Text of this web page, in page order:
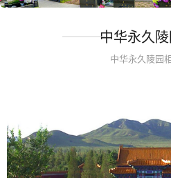
中华永久
中华永久陵园